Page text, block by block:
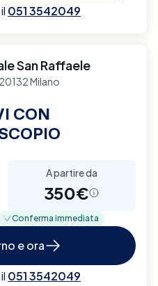
051 3542049
San Raffaele
Milano
CON
A partire da
350€
Conferma immediata
e ora
051 3542049